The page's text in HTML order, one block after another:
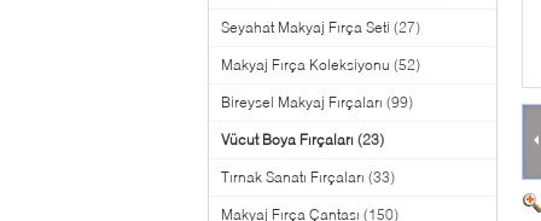
Seyahat Makyaj Fırça Seti (27)
Makyaj Fırça Koleksiyonu (52)
Bireysel Makyaj Fırçaları (99)
Vücut Boya Fırçaları (23)
Tırnak Sanatı Fırçaları (33)
Makyaj Fırça Çantası (150)